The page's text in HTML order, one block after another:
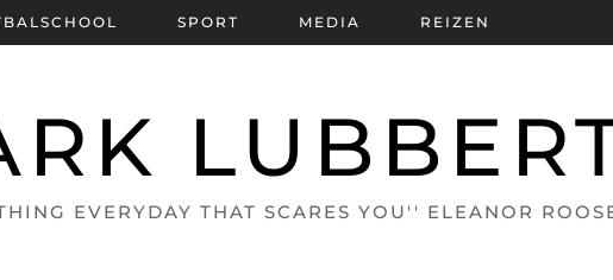
EVERYDAY THAT SCARES YOU'' ELEANOR
SPORT MEDIA REIZEN